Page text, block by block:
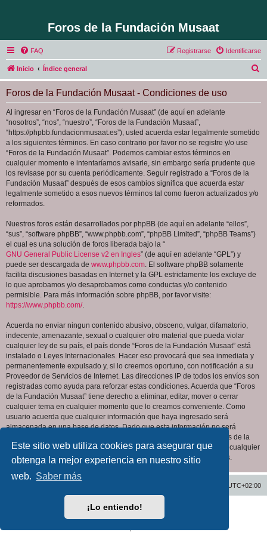
Este sitio web utiliza cookies para asegurar que
obtenga la mejor experiencia en nuestro sitio
web. Saber más
¡Lo entiendo!
Foros de la Fundación Musaat
FAQ Identificarse
Registrarse
Inicio Índice general
u
Foros de la Fundación Musaat - Condiciones de uso
Al ingresar en “Foros de la Fundación Musaat” (de aquí en adelante
“nosotros”, “nos”, “nuestro”, “Foros de la Fundación Musaat”,
“https://phpbb.fundacionmusaat.es”), usted acuerda estar legalmente sometido
a los siguientes términos. En caso contrario por favor no se registre y/o use
“Foros de la Fundación Musaat”. Podemos cambiar estos términos en
cualquier momento e intentaríamos avisarle, sin embargo sería prudente que
los revisase por su cuenta periódicamente. Seguir registrado a “Foros de la
Fundación Musaat” después de esos cambios significa que acuerda estar
legalmente sometido a esos nuevos términos tal como fueron actualizados y/o
reformados.
Nuestros foros están desarrollados por phpBB (de aquí en adelante “ellos”,
“sus”, “software phpBB”, “www.phpbb.com”, “phpBB Limited”, “phpBB Teams”)
el cual es una solución de foros liberada bajo la “
GNU General Public License v2 en Ingles” (de aquí en adelante “GPL”) y
puede ser descargada de www.phpbb.com. El software phpBB solamente
facilita discusiones basadas en Internet y la GPL estrictamente los excluye de
lo que aprobamos y/o desaprobamos como conductas y/o contenido
permisible. Para más información sobre phpBB, por favor visite:
https://www.phpbb.com/.
Acuerda no enviar ningun contenido abusivo, obsceno, vulgar, difamatorio,
indecente, amenazante, sexual o cualquier otro material que pueda violar
cualquier ley de su país, el país donde “Foros de la Fundación Musaat” está
instalado o Leyes Internacionales. Hacer eso provocará que sea inmediata y
permanentemente expulsado y, si lo creemos oportuno, con notificación a su
Proveedor de Servicios de Internet. Las direcciones IP de todos los envíos son
registradas como ayuda para reforzar estas condiciones. Acuerda que “Foros
de la Fundación Musaat” tiene derecho a eliminar, editar, mover o cerrar
cualquier tema en cualquier momento que lo creamos conveniente. Como
usuario acuerda que cualquier información que haya ingresado será
almacenada en una base de datos. Dado que esta información no será
compartida con ninguna tercera parte sin su consentimiento, ni “Foros de la
Fundación Musaat” ni phpBB podrán considerarse responsables por cualquier
intento de hacking que conlleve a que los datos sean comprometidos.
UTC+02:00
Desarrollado porphpBB® Forum Software © phpBB Limited
phpBB España